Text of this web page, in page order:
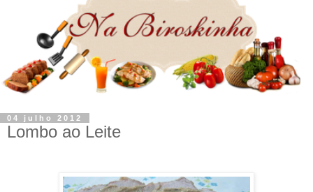
04 julho 2012
Lombo ao Leite